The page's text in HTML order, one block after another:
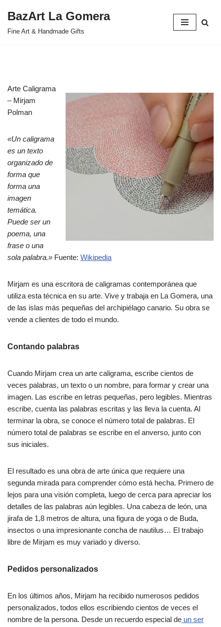
BazArt La Gomera
Fine Art & Handmade Gifts
Arte Caligrama
– Mirjam
Polman
«Un caligrama
es un texto
organizado de
forma que
forma una
imagen
temática.
Puede ser un
poema, una
frase o una
sola palabra.» Fuente: Wikipedia
Mirjam es una escritora de caligramas contemporánea que
utiliza esta técnica en su arte. Vive y trabaja en La Gomera, una
de las islas más pequeñas del archipiélago canario. Su obra se
vende a clientes de todo el mundo.
Contando palabras
Cuando Mirjam crea un arte caligrama, escribe cientos de
veces palabras, un texto o un nombre, para formar y crear una
imagen. Las escribe en letras pequeñas, pero legibles. Mientras
escribe, cuenta las palabras escritas y las lleva la cuenta. Al
terminar la obra, se conoce el número total de palabras. El
número total de palabras se escribe en el anverso, junto con
sus iniciales.
El resultado es una obra de arte única que requiere una
segunda mirada para comprender cómo está hecha. Primero de
lejos para una visión completa, luego de cerca para apreciar los
detalles de las palabras aún legibles. Una cabeza de león, una
jirafa de 1,8 metros de altura, una figura de yoga o de Buda,
insectos o una impresionante concha de nautilus… El trabajo
libre de Mirjam es muy variado y diverso.
Pedidos personalizados
En los últimos años, Mirjam ha recibido numerosos pedidos
personalizados, todos ellos escribiendo cientos de veces el
nombre de la persona. Desde un recuerdo especial de un ser